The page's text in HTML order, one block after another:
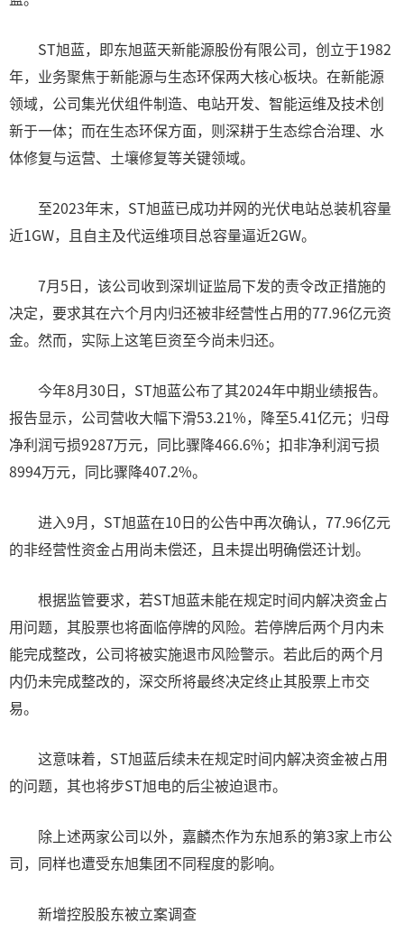
ST旭蓝，即东旭蓝天新能源股份有限公司，创立于1982
年，业务聚焦于新能源与生态环保两大核心板块。在新能源
领域，公司集光伏组件制造、电站开发、智能运维及技术创
新于一体；而在生态环保方面，则深耕于生态综合治理、水
体修复与运营、土壤修复等关键领域。
至2023年末，ST旭蓝已成功并网的光伏电站总装机容量
近1GW，且自主及代运维项目总容量逼近2GW。
7月5日，该公司收到深圳证监局下发的责令改正措施的
决定，要求其在六个月内归还被非经营性占用的77.96亿元资
金。然而，实际上这笔巨资至今尚未归还。
今年8月30日，ST旭蓝公布了其2024年中期业绩报告。
报告显示，公司营收大幅下滑53.21%，降至5.41亿元；归母
净利润亏损9287万元，同比骤降466.6%；扣非净利润亏损
8994万元，同比骤降407.2%。
进入9月，ST旭蓝在10日的公告中再次确认，77.96亿元
的非经营性资金占用尚未偿还，且未提出明确偿还计划。
根据监管要求，若ST旭蓝未能在规定时间内解决资金占
用问题，其股票也将面临停牌的风险。若停牌后两个月内未
能完成整改，公司将被实施退市风险警示。若此后的两个月
内仍未完成整改的，深交所将最终决定终止其股票上市交
易。
这意味着，ST旭蓝后续未在规定时间内解决资金被占用
的问题，其也将步ST旭电的后尘被迫退市。
除上述两家公司以外，嘉麟杰作为东旭系的第3家上市公
司，同样也遭受东旭集团不同程度的影响。
新增控股股东被立案调查